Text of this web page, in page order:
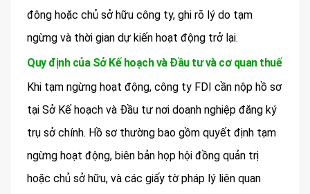
đông hoặc chủ sở hữu công ty, ghi rõ lý do tạm
ngừng và thời gian dự kiến hoạt động trở lại.
Quy định của Sở Kế hoạch và Đầu tư và cơ quan thuế
Khi tạm ngừng hoạt động, công ty FDI cần nộp hồ sơ
tại Sở Kế hoạch và Đầu tư nơi doanh nghiệp đăng ký
trụ sở chính. Hồ sơ thường bao gồm quyết định tạm
ngừng hoạt động, biên bản họp hội đồng quản trị
hoặc chủ sở hữu, và các giấy tờ pháp lý liên quan